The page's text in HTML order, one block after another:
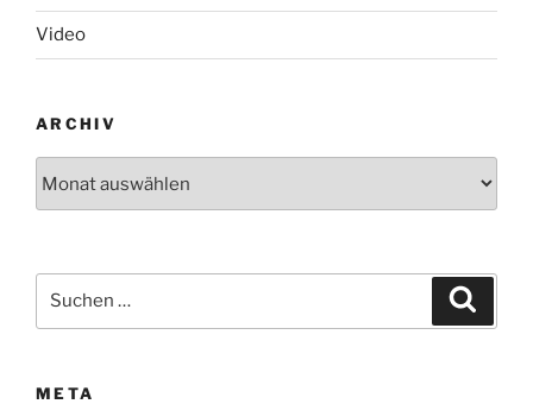
Video
ARCHIV
nach:
META